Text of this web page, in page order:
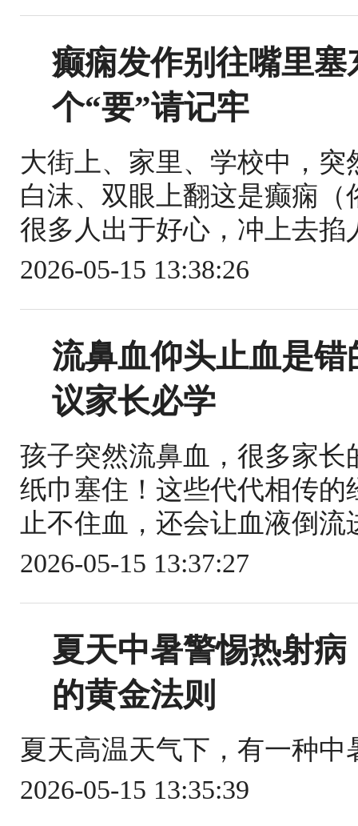
癫痫发作别往嘴里塞
个“要”请记牢
大街上、家里、学校中，
白沫、双眼上翻这是癫痫
很多人出于好心，冲上去
2026-05-15 13:38:26
流鼻血仰头止血是
议家长必学
孩子突然流鼻血，很多家
纸巾塞住！这些代代相传
止不住血，还会让血液倒
2026-05-15 13:37:27
夏天中暑警惕热射
的黄金法则
夏天高温天气下，有一种
2026-05-15 13:35:39